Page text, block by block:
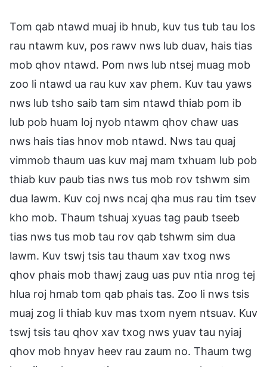
Tom qab ntawd muaj ib hnub, kuv tus tub tau los
rau ntawm kuv, pos rawv nws lub duav, hais tias
mob qhov ntawd. Pom nws lub ntsej muag mob
zoo li ntawd ua rau kuv xav phem. Kuv tau yaws
nws lub tsho saib tam sim ntawd thiab pom ib
lub pob huam loj nyob ntawm qhov chaw uas
nws hais tias hnov mob ntawd. Nws tau quaj
vimmob thaum uas kuv maj mam txhuam lub pob
thiab kuv paub tias nws tus mob rov tshwm sim
dua lawm. Kuv coj nws ncaj qha mus rau tim tsev
kho mob. Thaum tshuaj xyuas tag paub tseeb
tias nws tus mob tau rov qab tshwm sim dua
lawm. Kuv tswj tsis tau thaum xav txog nws
qhov phais mob thawj zaug uas puv ntia nrog tej
hlua roj hmab tom qab phais tas. Zoo li nws tsis
muaj zog li thiab kuv mas txom nyem ntsuav. Kuv
tswj tsis tau qhov xav txog nws yuav tau nyiaj
qhov mob hnyav heev rau zaum no. Thaum twg